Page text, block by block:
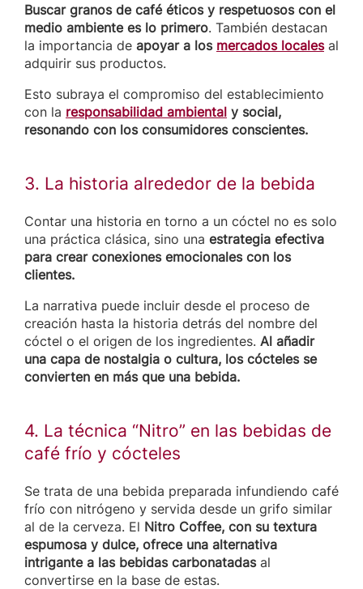
Buscar granos de café éticos y respetuosos con el
medio ambiente es lo primero. También destacan
la importancia de apoyar a los mercados localesal
adquirir sus productos.
Esto subraya el compromiso del establecimiento
con la responsabilidad ambiental y social,
resonando con los consumidores conscientes.
3. La historia alrededor de la bebida
Contar una historia en torno a un cóctel no es solo
una práctica clásica, sino una estrategia efectiva
para crear conexiones emocionales con los
clientes.
La narrativa puede incluir desde el proceso de
creación hasta la historia detrás del nombre del
cóctel o el origen de los ingredientes. Al añadir
una capa de nostalgia o cultura, los cócteles se
convierten en más que una bebida.
4. La técnica “Nitro” en las bebidas de
café frío y cócteles
Se trata de una bebida preparada infundiendo café
frío con nitrógeno y servida desde un grifo similar
al de la cerveza. El Nitro Coffee, con su textura
espumosa y dulce, ofrece una alternativa
intrigante a las bebidas carbonatadasal
convertirse en la base de estas.